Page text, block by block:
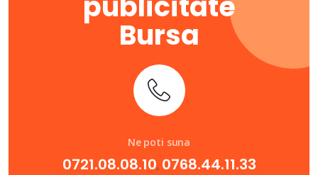
Bursa
Ne poti suna
0721.08.08.10, 0768.44.11.33